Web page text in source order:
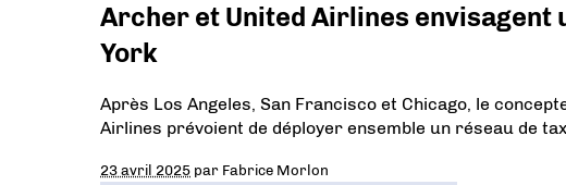
Archer et United Airlines envisagent
York
Après Los Angeles, San Francisco et Chicago, le
Airlines prévoient de déployer ensemble un réseau de
23 avril 2025 par Fabrice Morlon